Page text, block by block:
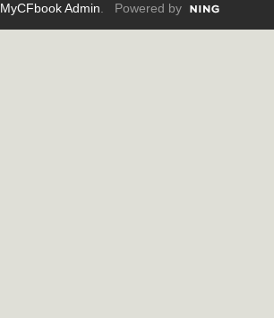
MyCFbook Admin . Powered by